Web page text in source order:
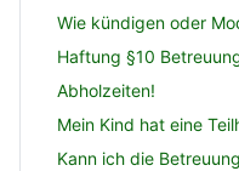
Wie kündigen oder
Haftung §10
Abholzeiten!
Mein Kind hat eine
Kann ich die